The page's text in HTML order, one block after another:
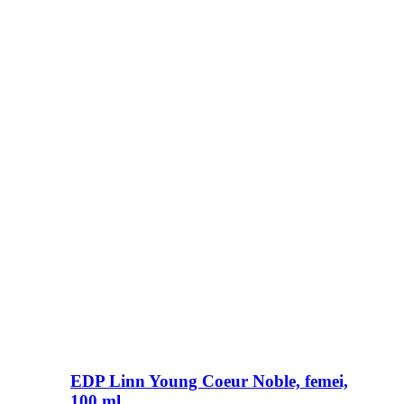
EDP Linn Young Coeur Noble, femei,